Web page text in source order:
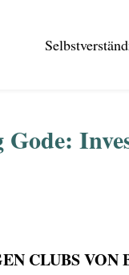
Gode:
CLUBS VON